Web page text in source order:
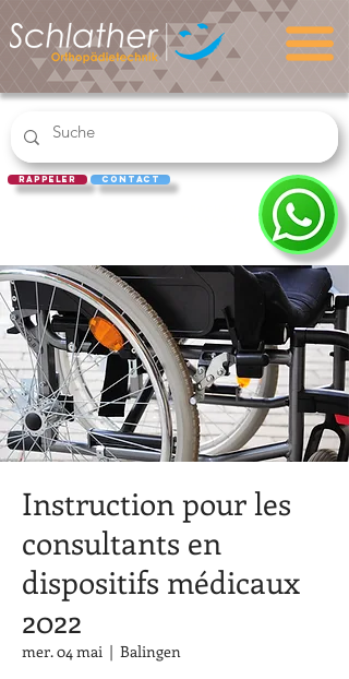
rappeler Contact
Instruction pour les
consultants en
dispositifs médicaux
2022
mer. 04 mai
  |
Balingen